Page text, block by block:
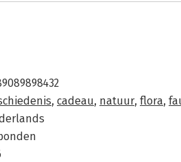
, cadeau, natuur, flora,